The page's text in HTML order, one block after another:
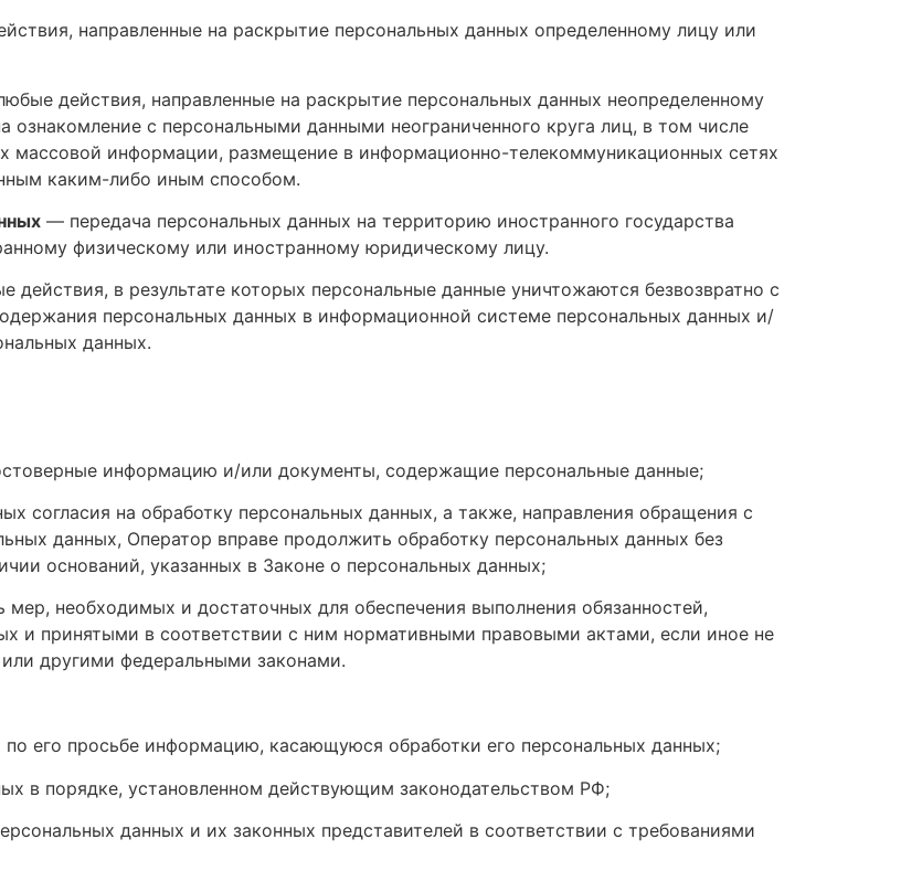
направленные на раскрытие персональных данных определенному лицу или
действия, направленные на раскрытие персональных данных неопределенному
ознакомление с персональными данными неограниченного круга лиц, в том числе
массовой информации, размещение в информационно-телекоммуникационных сетях
каким-либо иным способом.
— передача персональных данных на территорию иностранного государства
физическому или иностранному юридическому лицу.
действия, в результате которых персональные данные уничтожаются безвозвратно с
персональных данных в информационной системе персональных данных и/
данных.
информацию и/или документы, содержащие персональные данные;
согласия на обработку персональных данных, а также, направления обращения с
данных, Оператор вправе продолжить обработку персональных данных без
оснований, указанных в Законе о персональных данных;
необходимых и достаточных для обеспечения выполнения обязанностей,
и принятыми в соответствии с ним нормативными правовыми актами, если иное не
другими федеральными законами.
его просьбе информацию, касающуюся обработки его персональных данных;
в порядке, установленном действующим законодательством РФ;
данных и их законных представителей в соответствии с требованиями